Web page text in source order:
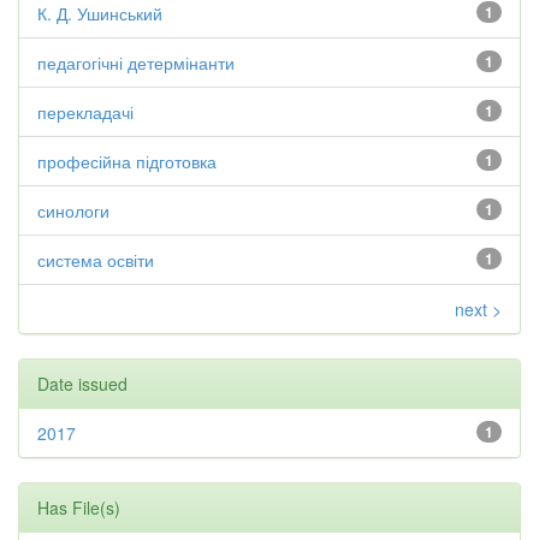
1
К. Д. Ушинський
1
педагогічні детермінанти
1
перекладачі
1
професійна підготовка
1
синологи
1
система освіти
next >
Date issued
1
2017
Has File(s)